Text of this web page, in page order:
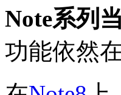
Note系列
功能依然